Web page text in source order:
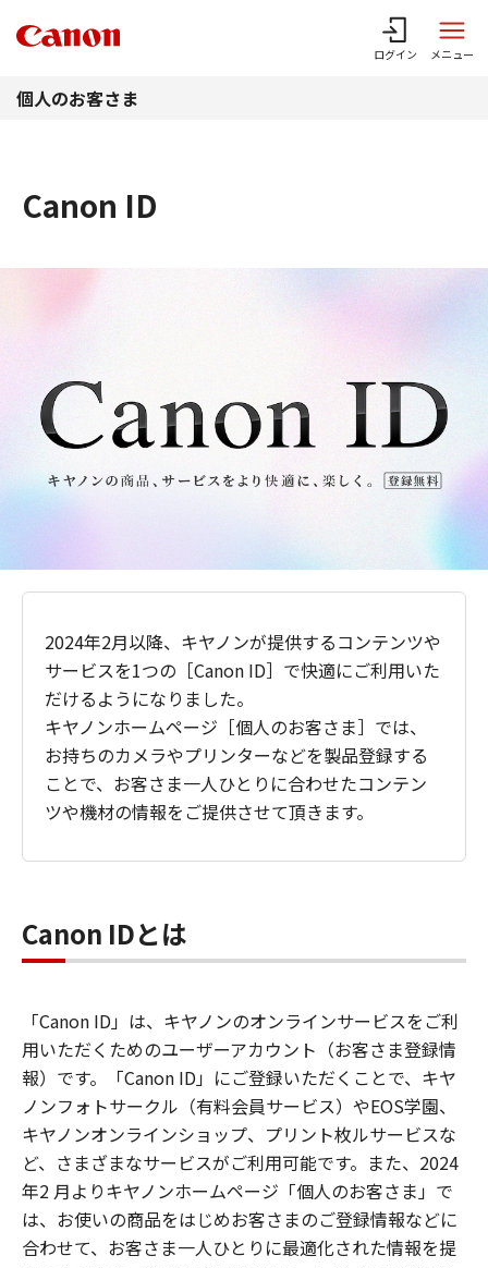
ログイン メニュー
個人のお客さま
Canon ID
2024年2月以降、キヤノンが提供するコンテンツや
サービスを1つの［Canon ID］で快適にご利用いた
だけるようになりました。
キヤノンホームページ［個人のお客さま］では、
お持ちのカメラやプリンターなどを製品登録する
ことで、お客さま一人ひとりに合わせたコンテン
ツや機材の情報をご提供させて頂きます。
Canon IDとは
「Canon ID」は、キヤノンのオンラインサービスをご利
用いただくためのユーザーアカウント（お客さま登録情
報）です。「Canon ID」にご登録いただくことで、キヤ
ノンフォトサークル（有料会員サービス）やEOS学園、
キヤノンオンラインショップ、プリント枚ルサービスな
ど、さまざまなサービスがご利用可能です。また、2024
年2 月よりキヤノンホームページ「個人のお客さま」で
は、お使いの商品をはじめお客さまのご登録情報などに
合わせて、お客さま一人ひとりに最適化された情報を提